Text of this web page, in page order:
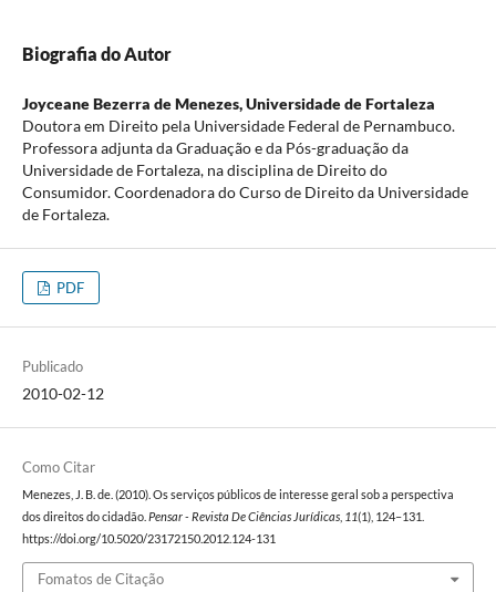
Biografia do Autor
Joyceane Bezerra de Menezes,Universidade de Fortaleza
Doutora em Direito pela Universidade Federal de Pernambuco.
Professora adjunta da Graduação e da Pós-graduação da
Universidade de Fortaleza, na disciplina de Direito do
Consumidor. Coordenadora do Curso de Direito da Universidade
de Fortaleza.
PDF
Publicado
2010-02-12
Como Citar
Menezes, J. B. de. (2010). Os serviços públicos de interesse geral sob a perspectiva
dos direitos do cidadão. Pensar - Revista De Ciências Jurídicas, 11(1), 124–131.
https://doi.org/10.5020/23172150.2012.124-131
Fomatos de Citação